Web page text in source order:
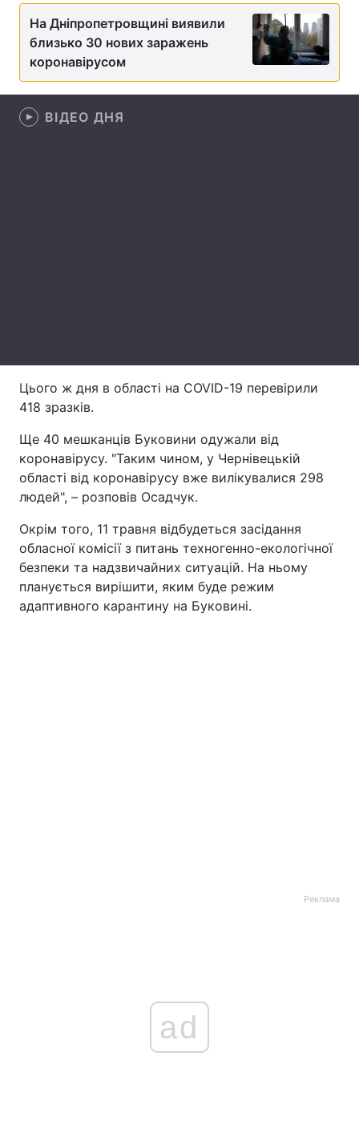
Цікавинки Погода
Екологія
Лонгріди
Тема оформлення
На Дніпропетровщині виявили
близько 30 нових заражень
коронавірусом
ВІДЕО ДНЯ
Цього ж дня в області на COVID-19 перевірили
418 зразків.
Ще 40 мешканців Буковини одужали від
коронавірусу. "Таким чином, у Чернівецькій
області від коронавірусу вже вилікувалися 298
людей", – розповів Осадчук.
Окрім того, 11 травня відбудеться засідання
обласної комісії з питань техногенно-екологічної
безпеки та надзвичайних ситуацій. На ньому
планується вирішити, яким буде режим
адаптивного карантину на Буковині.
Реклама
ad